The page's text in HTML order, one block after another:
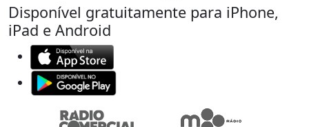
Disponível gratuitamente para iPhone,
iPad e Android